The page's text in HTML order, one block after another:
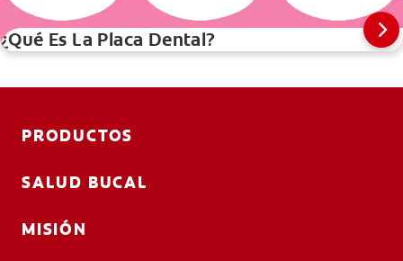
¿Qué Es La Placa Dental?
PRODUCTOS
SALUD BUCAL
MISIÓN